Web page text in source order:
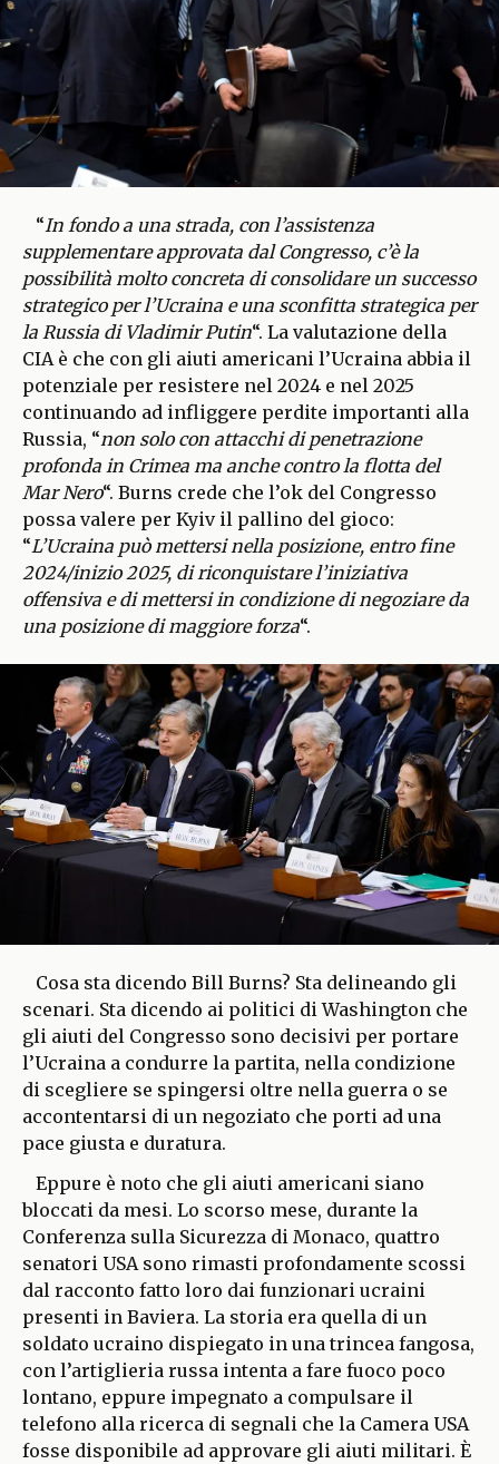
“In fondo a una strada, con l’assistenza
supplementare approvata dal Congresso, c’è la
possibilità molto concreta di consolidare un successo
strategico per l’Ucraina e una sconfitta strategica per
la Russia di Vladimir Putin“. La valutazione della
CIA è che con gli aiuti americani l’Ucraina abbia il
potenziale per resistere nel 2024 e nel 2025
continuando ad infliggere perdite importanti alla
Russia, “non solo con attacchi di penetrazione
profonda in Crimea ma anche contro la flotta del
Mar Nero“. Burns crede che l’ok del Congresso
possa valere per Kyiv il pallino del gioco:
“L’Ucraina può mettersi nella posizione, entro fine
2024/inizio 2025, di riconquistare l’iniziativa
offensiva e di mettersi in condizione di negoziare da
una posizione di maggiore forza“.
Cosa sta dicendo Bill Burns? Sta delineando gli
scenari. Sta dicendo ai politici di Washington che
gli aiuti del Congresso sono decisivi per portare
l’Ucraina a condurre la partita, nella condizione
di scegliere se spingersi oltre nella guerra o se
accontentarsi di un negoziato che porti ad una
pace giusta e duratura.
Eppure è noto che gli aiuti americani siano
bloccati da mesi. Lo scorso mese, durante la
Conferenza sulla Sicurezza di Monaco, quattro
senatori USA sono rimasti profondamente scossi
dal racconto fatto loro dai funzionari ucraini
presenti in Baviera. La storia era quella di un
soldato ucraino dispiegato in una trincea fangosa,
con l’artiglieria russa intenta a fare fuoco poco
lontano, eppure impegnato a compulsare il
telefono alla ricerca di segnali che la Camera USA
fosse disponibile ad approvare gli aiuti militari. È